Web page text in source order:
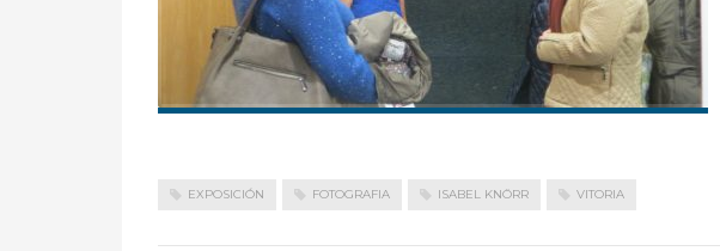
EXPOSICIÓN FOTOGRAFIA ISABEL KNÖRR VITORIA